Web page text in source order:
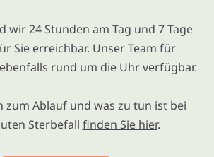
wir 24 Stunden am Tag und 7 Tage
Sie erreichbar. Unser Team für
rund um die Uhr verfügbar.
Ablauf und was zu tun ist bei
Sterbefall finden Sie hier.